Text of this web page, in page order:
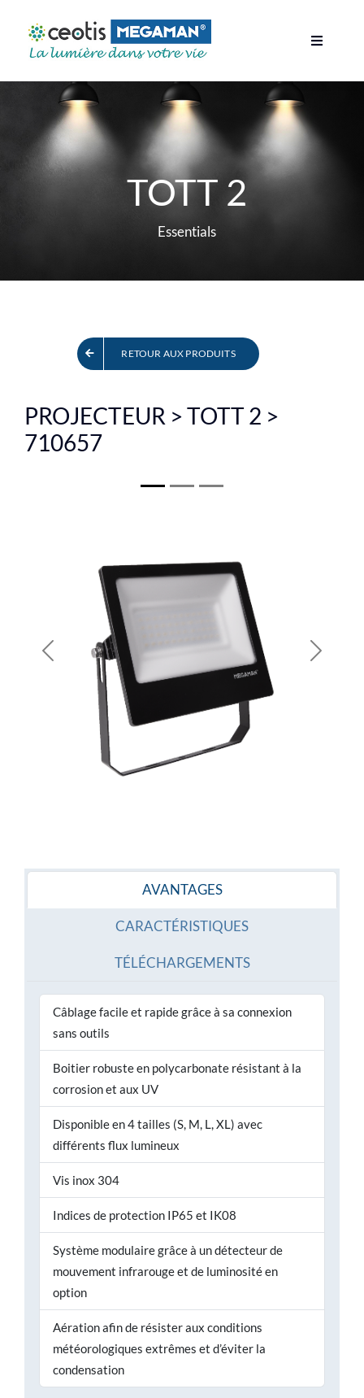
content
Toggle
PRODUITS
SUPPORT
L’ENTREPRISE
CONTACT
EN
TOTT 2
Essentials
PROJECTEUR > TOTT 2 >
710657
RETOUR AUX PRODUITS
AVANTAGES
CARACTÉRISTIQUES
TÉLÉCHARGEMENTS
Câblage facile et rapide grâce à sa connexion
sans outils
Boitier robuste en polycarbonate résistant à la
corrosion et aux UV
Disponible en 4 tailles (S, M, L, XL) avec
différents flux lumineux
Vis inox 304
Indices de protection IP65 et IK08
Système modulaire grâce à un détecteur de
mouvement infrarouge et de luminosité en
option
Aération afin de résister aux conditions
météorologiques extrêmes et d’éviter la
condensation
Previous Next